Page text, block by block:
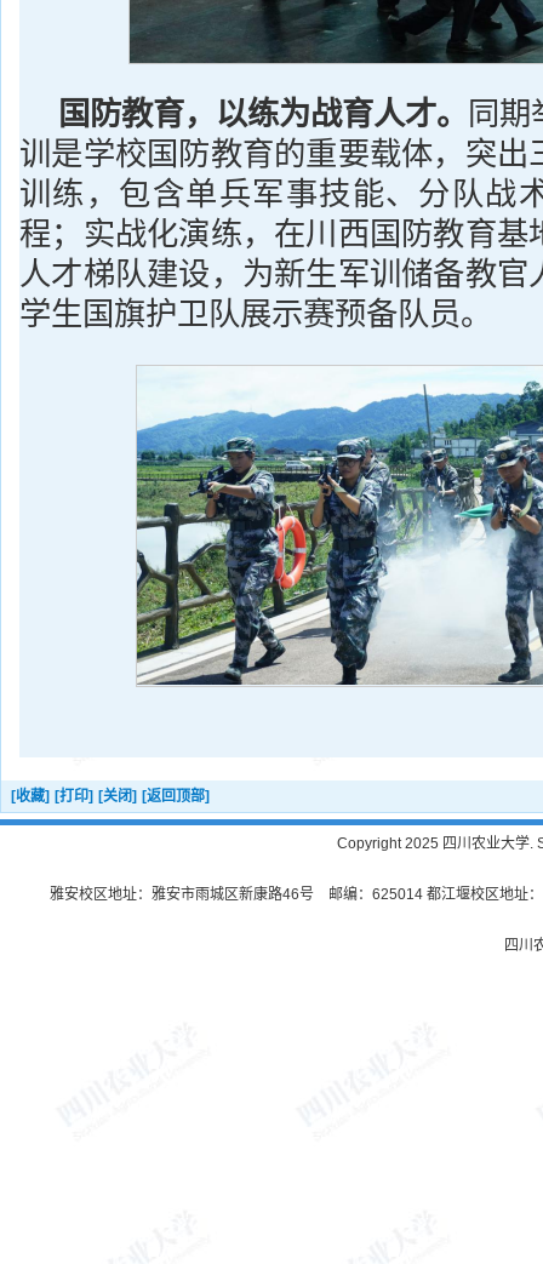
国防教育， 以练为战育人才。
同期
训是学校国防教育的重要载体，突出
训练，包含单兵军事技能、分队战
程；实战化演练，在川西国防教育基
人才梯队建设，为新生军训储备教官
学生国旗护卫队展示赛预备队员。
[收藏] [打印] [关闭] [返回顶部]
Copyright 2025 四川农业大学.
雅安校区地址：雅安市雨城区新康路46号 邮编：625014 都江堰校区地址
四川